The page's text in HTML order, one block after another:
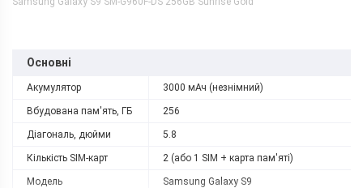
Основні
Акумулятор 3000 мАч (незнімний)
Вбудована пам'ять, ГБ 256
Діагональ, дюйми 5.8
Кількість SIM-карт 2 (або 1 SIM + карта пам'яті)
Модель Samsung Galaxy S9